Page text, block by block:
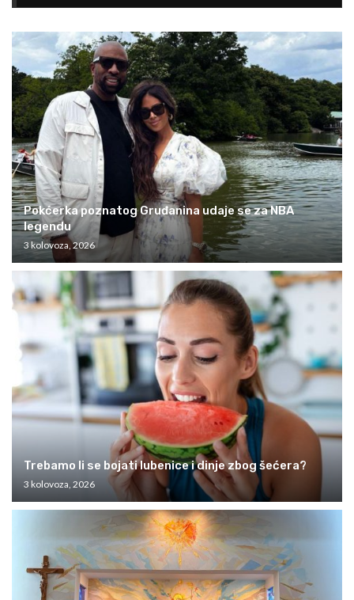
Pokćerka poznatog Gruđanina udaje se za NBA
legendu
3 kolovoza, 2026
Trebamo li se bojati lubenice i dinje zbog šećera?
3 kolovoza, 2026